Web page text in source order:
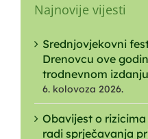
Najnovije vijesti
Srednjovjekovni
Drenovcu ove
trodnevnom izdanju
6. kolovoza 2026.
Obavijest o
radi sprječavanja